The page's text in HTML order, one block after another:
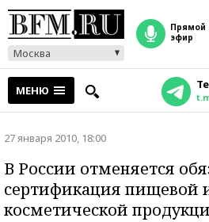
Москва
прямой
эфир
МЕНЮ
27 января 2010, 18:00
В России отменяется
сертификация пищевой
косметической